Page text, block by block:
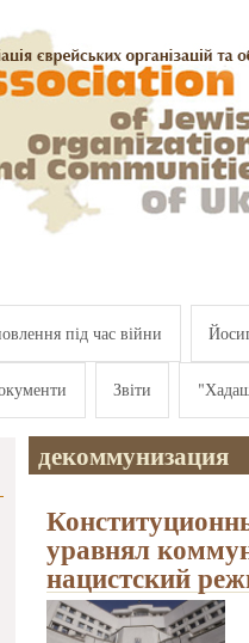
під час війни
Звіти
декоммунизация
уравнял
нацистский